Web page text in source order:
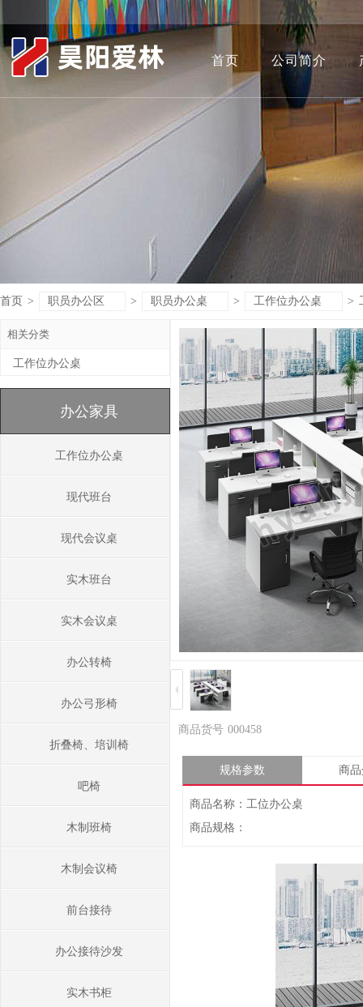
首页 公司简介
首页 > 职员办公区 > 职员办公桌 > 工作位办公桌 >
相关分类
工作位办公桌
办公家具
工作位办公桌
现代班台
现代会议桌
实木班台
实木会议桌
办公转椅
办公弓形椅
折叠椅、培训椅
吧椅
木制班椅
木制会议椅
前台接待
办公接待沙发
实木书柜
商品货号 000458
规格参数 商
商品名称：工位办公桌
商品规格：